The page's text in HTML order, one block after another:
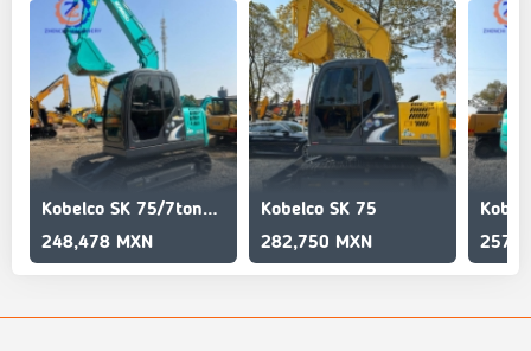
Kobelco SK 75/7tons/mini sized/Quality assured/90%new
248,478 MXN
Kobelco SK 75
282,750 MXN